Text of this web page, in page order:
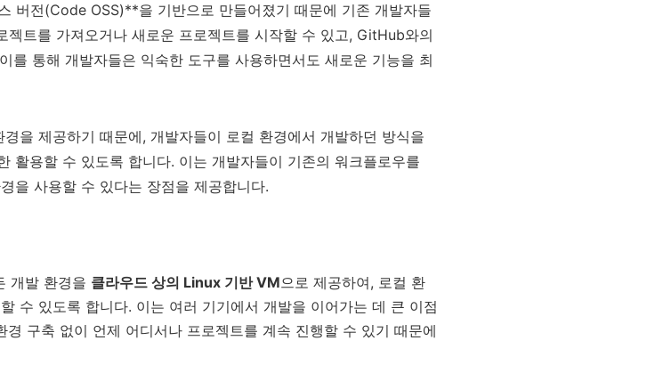
버전(Code OSS)**을 기반으로 만들어졌기 때문에 기존 개발자들
트를 가져오거나 새로운 프로젝트를 시작할 수 있고, GitHub와의
를 통해 개발자들은 익숙한 도구를 사용하면서도 새로운 기능을 최
을 제공하기 때문에, 개발자들이 로컬 환경에서 개발하던 방식을
활용할 수 있도록 합니다. 이는 개발자들이 기존의 워크플로우를
을 사용할 수 있다는 장점을 제공합니다.
개발 환경을 클라우드 상의 Linux 기반 VM으로 제공하여, 로컬 환
수 있도록 합니다. 이는 여러 기기에서 개발을 이어가는 데 큰 이점
구축 없이 언제 어디서나 프로젝트를 계속 진행할 수 있기 때문에